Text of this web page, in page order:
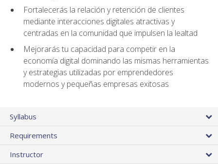
Fortalecerás la relación y retención de clientes
mediante interacciones digitales atractivas y
centradas en la comunidad que impulsen la lealtad
Mejorarás tu capacidad para competir en la
economía digital dominando las mismas herramientas
y estrategias utilizadas por emprendedores
modernos y pequeñas empresas exitosas
Syllabus
Requirements
Instructor